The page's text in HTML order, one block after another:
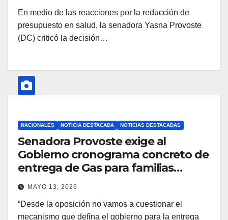
En medio de las reacciones por la reducción de
presupuesto en salud, la senadora Yasna Provoste
(DC) criticó la decisión…
NACIONALES NOTICIA DESTACADA NOTICIAS DESTACADAS
Senadora Provoste exige al
Gobierno cronograma concreto de
entrega de Gas para familias
vulnerables del país: El frío ya llegó
y los anuncios del 1 de abril siguen
en diseño
MAYO 13, 2026
“Desde la oposición no vamos a cuestionar el
mecanismo que defina el gobierno para la entrega